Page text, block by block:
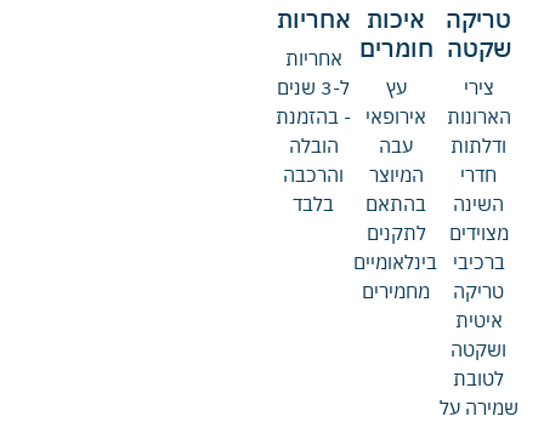
טריקה
שקטה
צירי
הארונות
ודלתות
חדרי
השינה
מצוידים
ברכיבי
טריקה
איטית
ושקטה
לטובת
שמירה על
איכות
חומרים
עץ
אירופאי
עבה
המיוצר
בהתאם
לתקנים
בינלאומיים
מחמירים
אחריות
אחריות
ל-3 שנים
- בהזמנת
הובלה
והרכבה
בלבד